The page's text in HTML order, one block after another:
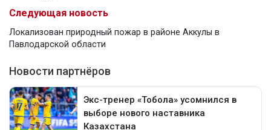
Следующая новость
Локализован природный пожар в районе Аккулы в
Павлодарской области